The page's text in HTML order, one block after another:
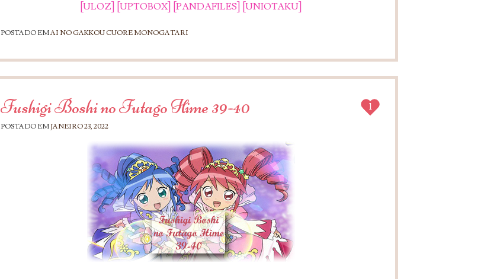
[ULOZ] [UPTOBOX] [PANDAFILES] [UNIOTAKU]
POSTADO EMAI NO GAKKOU CUORE MONOGATARI
Fushigi Boshi no Futago Hime 39-40
POSTADO EM JANEIRO 23, 2022
1